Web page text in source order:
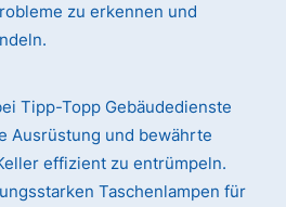
zu erkennen und
Tipp-Topp Gebäudedienste
Ausrüstung und bewährte
effizient zu entrümpeln.
Taschenlampen für